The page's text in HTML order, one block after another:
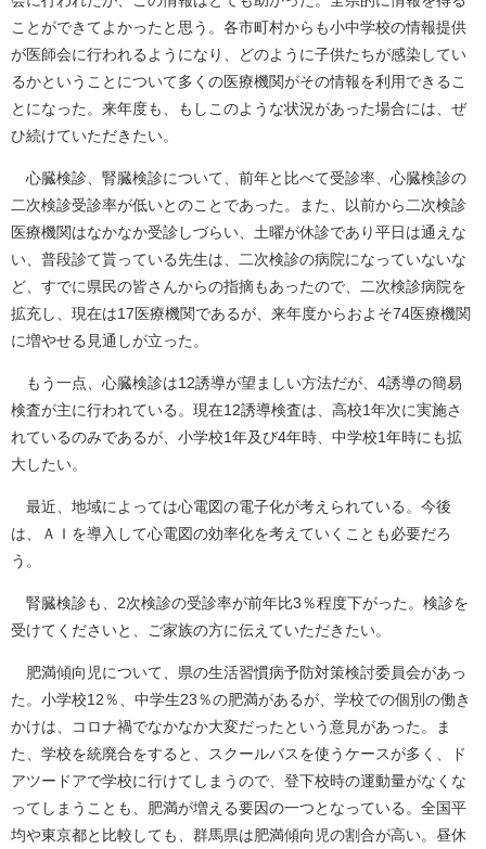
ことができてよかったと思う。各市町村からも小中学校の情報提供
が医師会に行われるようになり、どのように子供たちが感染してい
るかということについて多くの医療機関がその情報を利用できるこ
とになった。来年度も、もしこのような状況があった場合には、ぜ
ひ続けていただきたい。
心臓検診、腎臓検診について、前年と比べて受診率、心臓検診の
二次検診受診率が低いとのことであった。また、以前から二次検診
医療機関はなかなか受診しづらい、土曜が休診であり平日は通えな
い、普段診て貰っている先生は、二次検診の病院になっていないな
ど、すでに県民の皆さんからの指摘もあったので、二次検診病院を
拡充し、現在は17医療機関であるが、来年度からおよそ74医療機関
に増やせる見通しが立った。
もう一点、心臓検診は12誘導が望ましい方法だが、4誘導の簡易
検査が主に行われている。現在12誘導検査は、高校1年次に実施さ
れているのみであるが、小学校1年及び4年時、中学校1年時にも拡
大したい。
最近、地域によっては心電図の電子化が考えられている。今後
は、ＡＩを導入して心電図の効率化を考えていくことも必要だろ
う。
腎臓検診も、2次検診の受診率が前年比3％程度下がった。検診を
受けてくださいと、ご家族の方に伝えていただきたい。
肥満傾向児について、県の生活習慣病予防対策検討委員会があっ
た。小学校12％、中学生23％の肥満があるが、学校での個別の働き
かけは、コロナ禍でなかなか大変だったという意見があった。ま
た、学校を統廃合をすると、スクールバスを使うケースが多く、ド
アツードアで学校に行けてしまうので、登下校時の運動量がなくな
ってしまうことも、肥満が増える要因の一つとなっている。全国平
均や東京都と比較しても、群馬県は肥満傾向児の割合が高い。昼休